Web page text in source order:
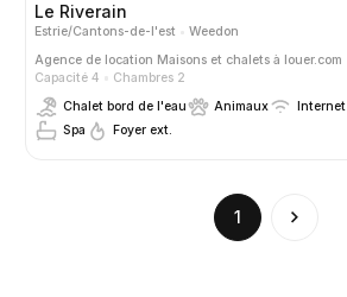
Le Riverain
Estrie/Cantons-de-l'est
Weedon
Agence de location Maisons et chalets à louer.com
Capacité 4
Chambres 2
Chalet bord de l'eau
Animaux Internet
Spa
Foyer ext.
1
(current)